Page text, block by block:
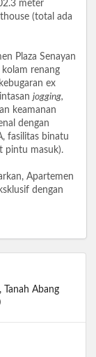
meter
(total ada
Plaza Senayan
kolam renang
ex
jogging,
keamanan
dengan
fasilitas binatu
pintu masuk).
Apartemen
dengan
Abang